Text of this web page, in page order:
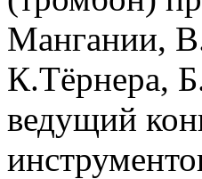
Мангании,
К.Тёрнера,
ведущий